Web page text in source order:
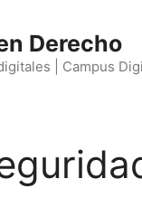
Derecho
| Campus